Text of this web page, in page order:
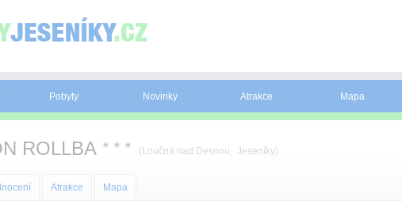
Pobyty Novinky Atrakce Mapa
ROLLBA ★ ★ ★
(Loučná nad Desnou, Jeseníky)
Atrakce Mapa